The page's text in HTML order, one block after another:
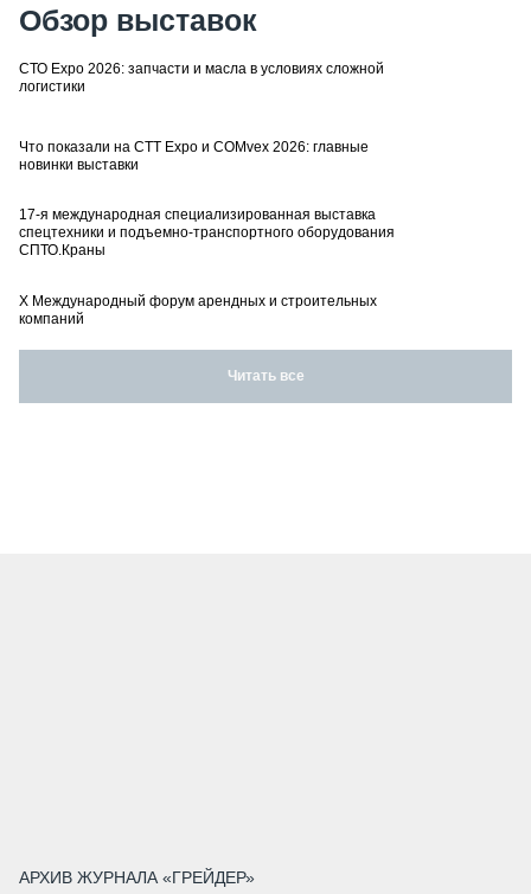
Обзор выставок
СТО Expo 2026: запчасти и масла в условиях сложной
логистики
Что показали на CTT Expo и COMvex 2026: главные
новинки выставки
17-я международная специализированная выставка
спецтехники и подъемно-транспортного оборудования
СПТО.Краны
X Международный форум арендных и строительных
компаний
Читать все
АРХИВ ЖУРНАЛА «ГРЕЙДЕР»